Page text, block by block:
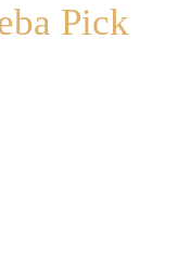
Pick